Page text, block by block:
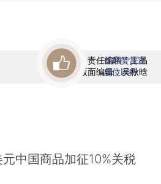
责任编辑：王晶
版面编辑：吴秋晗
首席赞赏官
虚位以待
中国商品加征10%关税